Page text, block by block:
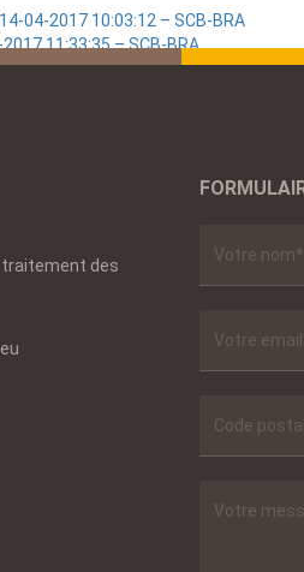
04-2017 10:03:12 – SCB-BRA
11:33:35 – SCB-BRA
traitement des